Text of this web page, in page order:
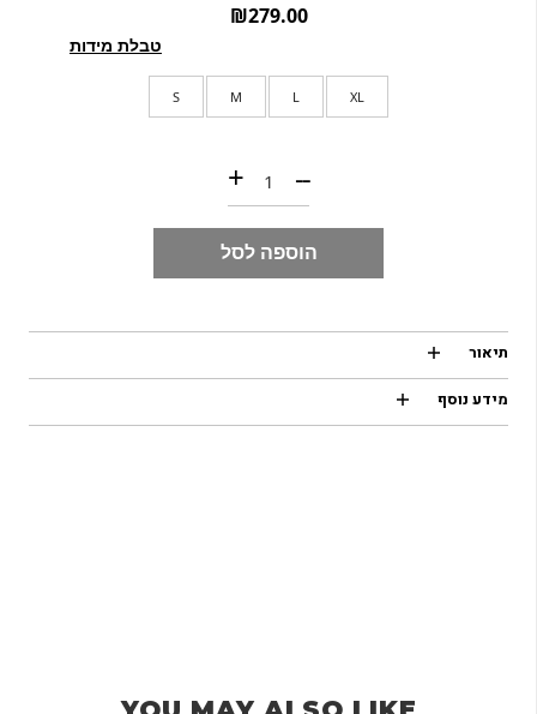
₪279.00
טבלת מידות
XL
L
M
S
כמות של SQUASHY BRONCO 162 --
+
הוספה לסל
תיאור
מידע נוסף